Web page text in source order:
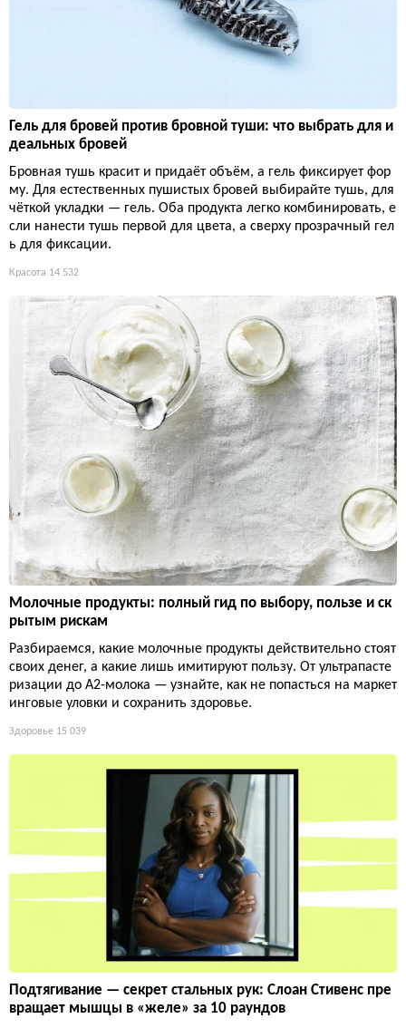
Гель для бровей против бровной туши: что выбрать для и
деальных бровей
Бровная тушь красит и придаёт объём, а гель фиксирует фор
му. Для естественных пушистых бровей выбирайте тушь, для
чёткой укладки — гель. Оба продукта легко комбинировать, е
сли нанести тушь первой для цвета, а сверху прозрачный гел
ь для фиксации.
Красота 14 532
Молочные продукты: полный гид по выбору, пользе и ск
рытым рискам
Разбираемся, какие молочные продукты действительно стоят
своих денег, а какие лишь имитируют пользу. От ультрапасте
ризации до А2-молока — узнайте, как не попасться на маркет
инговые уловки и сохранить здоровье.
Здоровье 15 039
Подтягивание — секрет стальных рук: Слоан Стивенс пре
вращает мышцы в «желе» за 10 раундов